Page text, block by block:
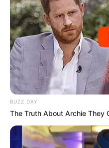
Recomendados
BUZZ DAY
The Truth About Archie They